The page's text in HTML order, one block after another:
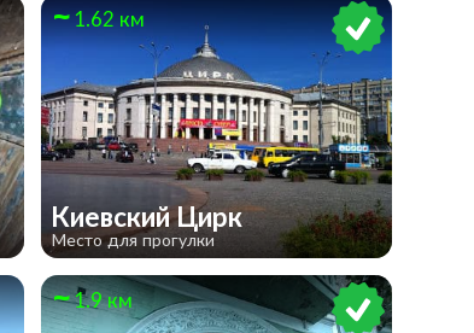
1.62 км
​Киевский Цирк
Место для прогулки
1.9 км